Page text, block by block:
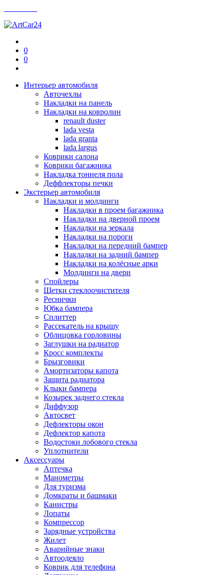
0
0
Интерьер автомобиля
Авточехлы
Накладки на панель
Накладки на ковролин
renault duster
lada vesta
lada granta
lada largus
Коврики салона
Коврики багажника
Накладка тоннеля пола
Деффлекторы печки
Экстерьер автомобиля
Накладки и молдинги
Накладки в проем багажника
Накладки на дверной проем
Накладки на зеркала
Накладки на пороги
Накладки на передний бампер
Накладки на задний бампер
Накладки на колёсные арки
Молдинги на двери
Спойлеры
Щетки стеклоочистителя
Реснички
Юбка бампера
Сплиттер
Рассекатель на крышу
Облицовка горловины
Заглушки на радиатор
Кросс комплекты
Брызговики
Амортизаторы капота
Защита радиатора
Клыки бампера
Козырек заднего стекла
Диффузор
Автосвет
Дефлекторы окон
Дефлектор капота
Водостоки лобового стекла
Уплотнители
Аксессуары
Аптечка
Манометры
Для туризма
Домкраты и башмаки
Канистры
Лопаты
Компрессор
Зарядные устройства
Жилет
Аварийные знаки
Автоодеяло
Коврик для телефона